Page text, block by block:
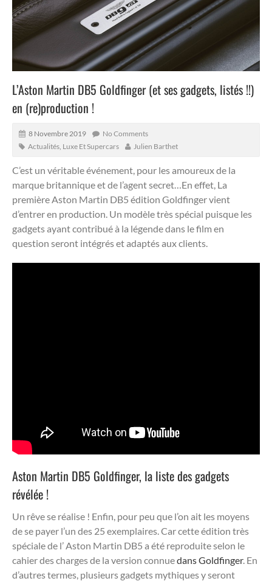
L’Aston Martin DB5 Goldfinger (et ses gadgets, listés !!)
en (re)production !
8 Novembre 2019
No Comments
Actualités Luxe Et Supercars Julien Barthet
C’est un véritable événement, pour les amoureux de la
marque britannique et de l’agent secret…En effet, La
première Aston Martin DB5 édition Goldfinger vient
d’entrer en production. Un modèle très spécial puisque les
gadgets ayant contribué à la légende dans le film en
question seront intégrés et adaptés aux clients.
Aston Martin DB5 Goldfinger, la liste des gadgets
révélée !
Un rêve se réalise ! Enfin, pour peu que l’on ait les moyens
de se payer l’un des 25 exemplaires. Car cette édition très
spéciale de l’ Aston Martin DB5 a été reproduite selon le
cahier des charges de la version connuedans Goldfinger. En
d’autres termes, plusieurs gadgets mythiques y seront